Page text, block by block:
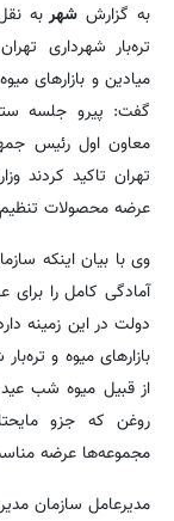
به گزارش شهربه
تره‌بار شهرداری
میادین و بازارهای
گفت: پیرو جلسه
معاون اول رئیس
تهران تاکید کردند
عرضه محصولات تنظیم
وی با بیان اینکه
آمادگی کامل را
دولت در این زمینه
بازارهای میوه و
از قبیل میوه شب
روغن که جزو
مجموعه‌ها عرضه
مدیرعامل سازمان